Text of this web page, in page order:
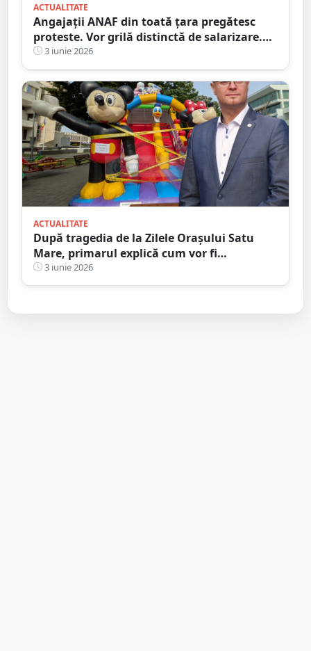
ACTUALITATE
Angajații ANAF din toată țara pregătesc
proteste. Vor grilă distinctă de salarizare.
Cu cât spun sindicaliștii că scad salariile la
Fisc
3 iunie 2026
ACTUALITATE
După tragedia de la Zilele Orașului Satu
Mare, primarul explică cum vor fi
despăgubiți comercianții. De ce NU a
permis redeschiderea
3 iunie 2026